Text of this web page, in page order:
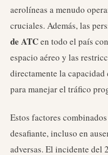
aerolíneas a menudo
cruciales. Además, las
de ATCen todo el país
espacio aéreo y las
directamente la
para manejar el tráfico
Estos factores
desafiante, incluso en
adversas. El incidente del